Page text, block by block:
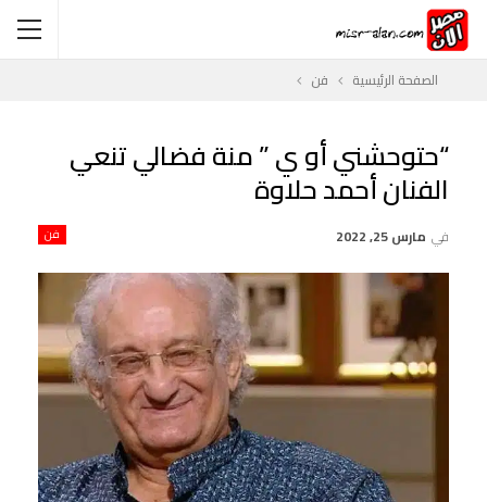
الصفحة الرئيسية فن
“حتوحشني أو ي ” منة فضالي تنعي
الفنان أحمد حلاوة
فن في مارس 25, 2022